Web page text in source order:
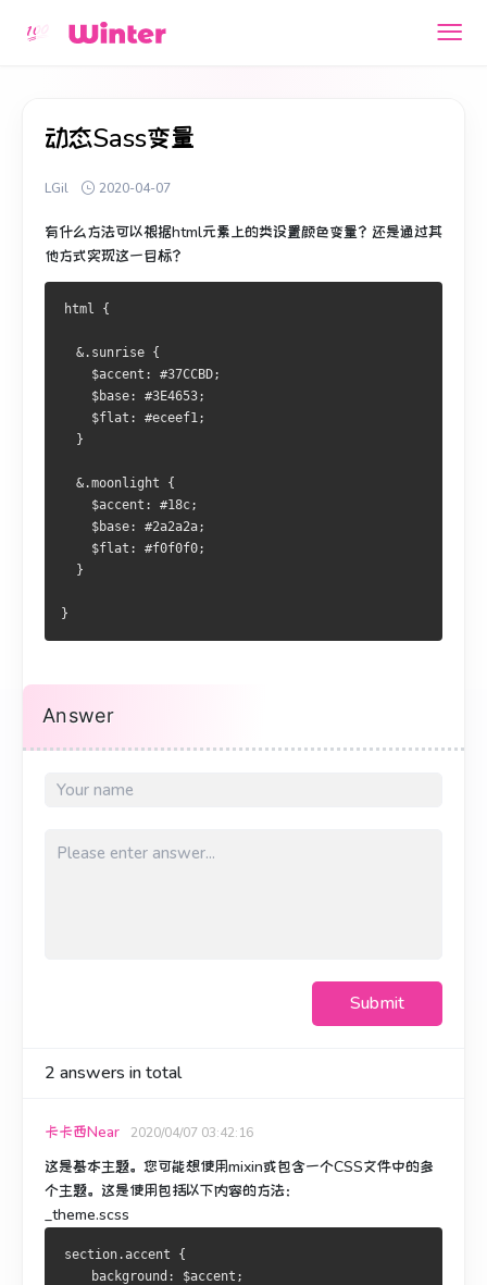
动态Sass变量
LGil 2020-04-07
有什么方法可以根据html元素上的类设置颜色变量？ 还是通过其
他方式实现这一目标？
html {
  &.sunrise {
    $accent: #37CCBD;
    $base: #3E4653;
    $flat: #eceef1;
  }
  &.moonlight {
    $accent: #18c;
    $base: #2a2a2a;
    $flat: #f0f0f0;
  }
}
Answer
Submit
2 answers in total
卡卡西Near 2020/04/07 03:42:16
这是基本主题。 您可能想使用mixin或包含一个CSS文件中的多
个主题。 这是使用包括以下内容的方法：
_theme.scss
section.accent {
    background: $accent;